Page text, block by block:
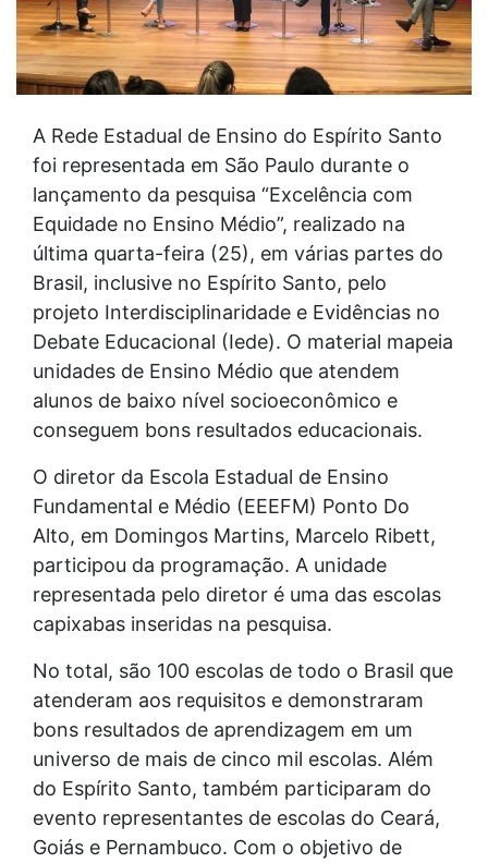
A Rede Estadual de Ensino do Espírito Santo
foi representada em São Paulo durante o
lançamento da pesquisa “Excelência com
Equidade no Ensino Médio”, realizado na
última quarta-feira (25), em várias partes do
Brasil, inclusive no Espírito Santo, pelo
projeto Interdisciplinaridade e Evidências no
Debate Educacional (Iede). O material mapeia
unidades de Ensino Médio que atendem
alunos de baixo nível socioeconômico e
conseguem bons resultados educacionais.
O diretor da Escola Estadual de Ensino
Fundamental e Médio (EEEFM) Ponto Do
Alto, em Domingos Martins, Marcelo Ribett,
participou da programação. A unidade
representada pelo diretor é uma das escolas
capixabas inseridas na pesquisa.
No total, são 100 escolas de todo o Brasil que
atenderam aos requisitos e demonstraram
bons resultados de aprendizagem em um
universo de mais de cinco mil escolas. Além
do Espírito Santo, também participaram do
evento representantes de escolas do Ceará,
Goiás e Pernambuco. Com o objetivo de